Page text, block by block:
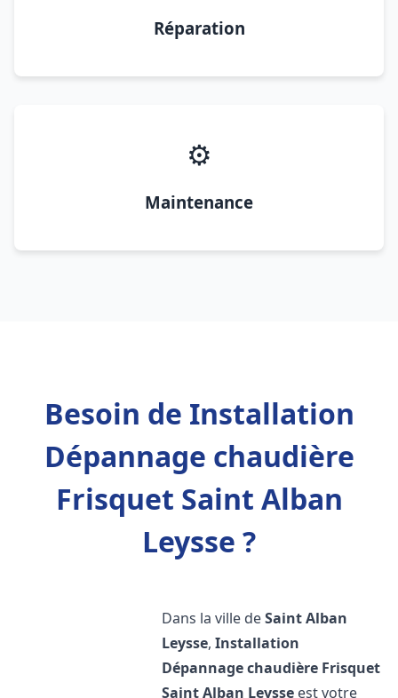
Réparation
⚙️
Maintenance
Besoin de Installation
Dépannage chaudière
Frisquet Saint Alban
Leysse ?
Dans la ville deSaint Alban
Leysse,Installation
Dépannage chaudière Frisquet
Saint Alban Leysse est votre